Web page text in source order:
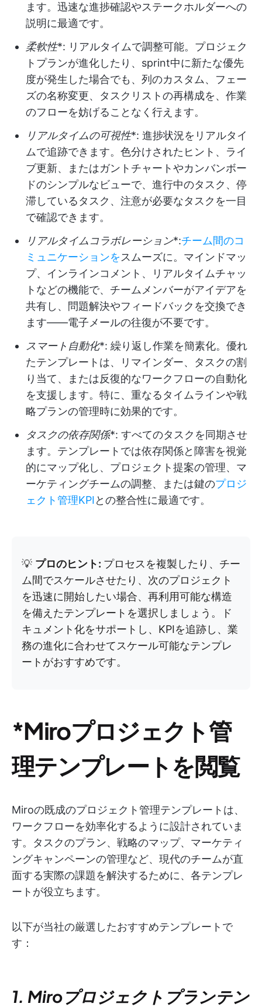
ます。迅速な進捗確認やステークホルダーへの
説明に最適です。
柔軟性*: リアルタイムで調整可能。プロジェク
トプランが進化したり、sprint中に新たな優先
度が発生した場合でも、列のカスタム、フェー
ズの名称変更、タスクリストの再構成を、作業
のフローを妨げることなく行えます。
リアルタイムの可視性*: 進捗状況をリアルタイ
ムで追跡できます。色分けされたヒント、ライ
ブ更新、またはガントチャートやカンバンボー
ドのシンプルなビューで、進行中のタスク、停
滞しているタスク、注意が必要なタスクを一目
で確認できます。
リアルタイムコラボレーション*:チーム間のコ
ミュニケーションを スムーズに。マインドマッ
プ、インラインコメント、リアルタイムチャッ
トなどの機能で、チームメンバーがアイデアを
共有し、問題解決やフィードバックを交換でき
ます——電子メールの往復が不要です。
スマート自動化*: 繰り返し作業を簡素化。優れ
たテンプレートは、リマインダー、タスクの割
り当て、または反復的なワークフローの自動化
を支援します。特に、重なるタイムラインや戦
略プランの管理時に効果的です。
タスクの依存関係*: すべてのタスクを同期させ
ます。テンプレートでは依存関係と障害を視覚
的にマップ化し、プロジェクト提案の管理、マ
ーケティングチームの調整、または鍵のプロジ
ェクト管理KPIとの整合性に最適です。
💡 プロのヒント: プロセスを複製したり、チー
ム間でスケールさせたり、次のプロジェクト
を迅速に開始したい場合、再利用可能な構造
を備えたテンプレートを選択しましょう。ド
キュメント化をサポートし、KPIを追跡し、業
務の進化に合わせてスケール可能なテンプレ
ートがおすすめです。
*Miroプロジェクト管
理テンプレートを閲覧
Miroの既成のプロジェクト管理テンプレートは、
ワークフローを効率化するように設計されていま
す。タスクのプラン、戦略のマップ、マーケティ
ングキャンペーンの管理など、現代のチームが直
面する実際の課題を解決するために、各テンプレ
ートが役立ちます。
以下が当社の厳選したおすすめテンプレートで
す：
1. Miroプロジェクトプランテン